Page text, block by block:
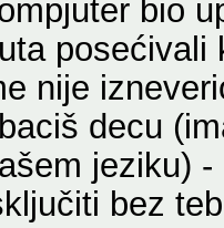
bio
posećivali
nije
decu
jeziku)
bez